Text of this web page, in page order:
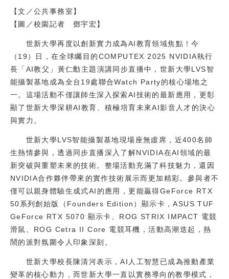
在校生
教職員
校友
媒體
【文／公共事務室】
【圖／校園記者 鄧宇宏】
世新大學再度以創新實力成為AI教育領域焦點！今
（19）日，在全球矚目的COMPUTEX 2025 NVIDIA執行
長「AI教父」黃仁勳主題演講同步直播中，世新大學LVS智
能攝製基地成為全台19處聯合Watch Party的核心場地之
一。這場活動不僅讓師生深入探索AI技術的最新應用，更彰
顯了世新大學深耕AI教育、積極培育未來AI影音人才的決心
與實力。
世新大學LVS智能攝製基地現場座無虛席，近400名師
生熱情參與，透過同步直播深入了解NVIDIA在AI領域的最
新突破與重塑未來的技術。整場活動充滿了科技魅力，還因
NVIDIA合作夥伴帶來的實作技術展示而更加精彩。參與者不
僅可以親身體驗生成式AI的應用，更能贏得GeForce RTX
50系列創始版（Founders Edition）顯示卡，ASUS TUF
GeForce RTX 5070 顯示卡、ROG STRIX IMPACT 電競
滑鼠、ROG Cetra II Core 電競耳機，活動高潮迭起，熱
鬧的派對氛圍令人印象深刻。
世新大學校長陳清河表示，AI人工智慧已成為推動產業
變革的核心動力，而世新大學一直以實務導向的教學模式，